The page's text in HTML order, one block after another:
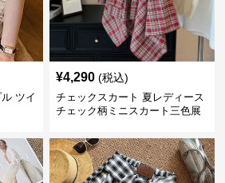
ツイ
¥4,290 (税込)
チェックスカート 夏レディース
チェック柄ミニスカート三色展